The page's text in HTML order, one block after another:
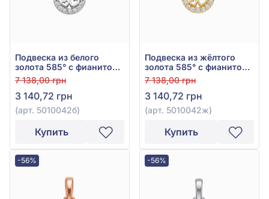
Подвеска из белого
золота 585° с фианитом,
арт. 5010042б
7 138,00 грн
3 140,72 грн
(арт. 5010042б)
Купить
Подвеска из жёлтого
золота 585° с фианитом,
арт. 5010042ж
7 138,00 грн
3 140,72 грн
(арт. 5010042ж)
Купить
-56% -56%